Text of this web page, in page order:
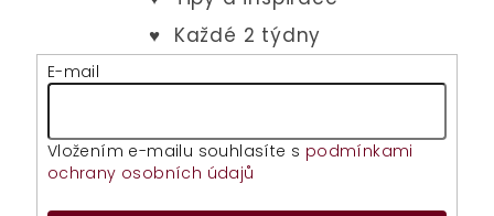
E-mail
Vložením e-mailu souhlasíte s podmínkami
ochrany osobních údajů